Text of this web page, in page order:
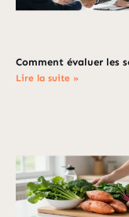
Comment évaluer les
Lire la suite »